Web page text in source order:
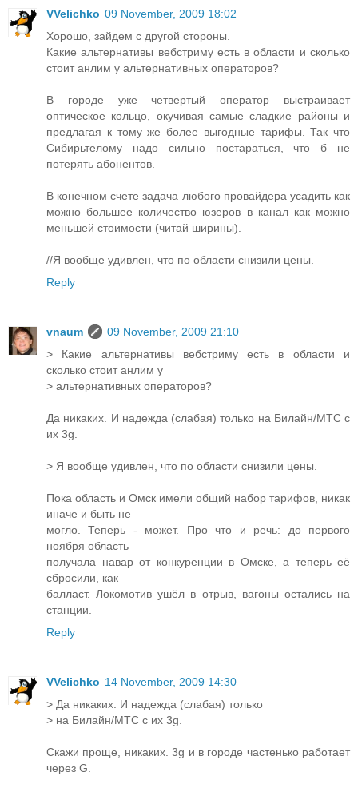
VVelichko 09 November, 2009 18:02
Хорошо, зайдем с другой стороны.
Какие альтернативы вебстриму есть в области и сколько
стоит анлим у альтернативных операторов?
В городе уже четвертый оператор выстраивает
оптическое кольцо, окучивая самые сладкие районы и
предлагая к тому же более выгодные тарифы. Так что
Сибирьтелому надо сильно постараться, что б не
потерять абонентов.
В конечном счете задача любого провайдера усадить как
можно большее количество юзеров в канал как можно
меньшей стоимости (читай ширины).
//Я вообще удивлен, что по области снизили цены.
Reply
vnaum
09 November, 2009 21:10
> Какие альтернативы вебстриму есть в области и
сколько стоит анлим у
> альтернативных операторов?
Да никаких. И надежда (слабая) только на Билайн/МТС с
их 3g.
> Я вообще удивлен, что по области снизили цены.
Пока область и Омск имели общий набор тарифов, никак
иначе и быть не
могло. Теперь - может. Про что и речь: до первого
ноября область
получала навар от конкуренции в Омске, а теперь её
сбросили, как
балласт. Локомотив ушёл в отрыв, вагоны остались на
станции.
Reply
VVelichko 14 November, 2009 14:30
> Да никаких. И надежда (слабая) только
> на Билайн/МТС с их 3g.
Скажи проще, никаких. 3g и в городе частенько работает
через G.